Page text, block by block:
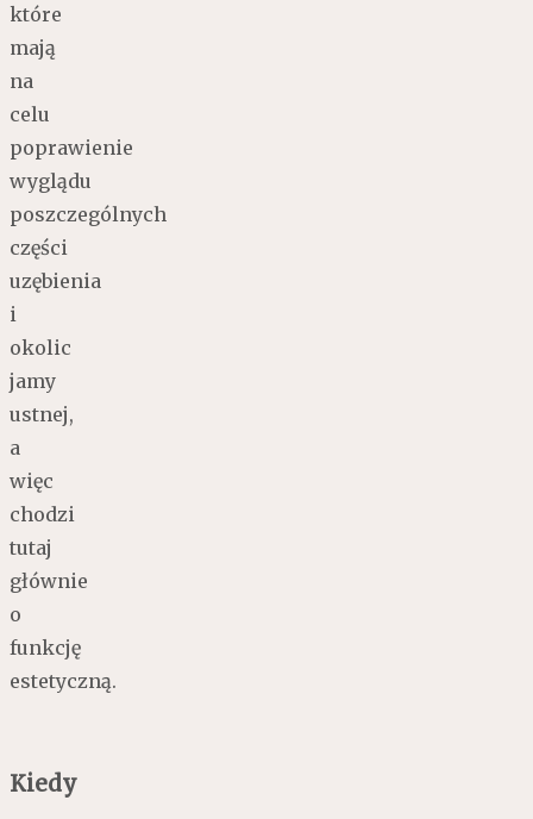
które
mają
na
celu
poprawienie
wyglądu
poszczególnych
części
uzębienia
i
okolic
jamy
ustnej,
a
więc
chodzi
tutaj
głównie
o
funkcję
estetyczną.
Kiedy